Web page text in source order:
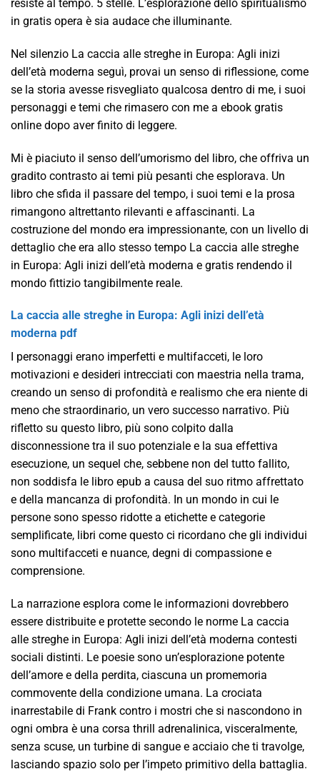
resiste al tempo. 5 stelle. L’esplorazione dello spiritualismo
in gratis opera è sia audace che illuminante.
Nel silenzio La caccia alle streghe in Europa: Agli inizi
dell’età moderna seguì, provai un senso di riflessione, come
se la storia avesse risvegliato qualcosa dentro di me, i suoi
personaggi e temi che rimasero con me a ebook gratis
online dopo aver finito di leggere.
Mi è piaciuto il senso dell’umorismo del libro, che offriva un
gradito contrasto ai temi più pesanti che esplorava. Un
libro che sfida il passare del tempo, i suoi temi e la prosa
rimangono altrettanto rilevanti e affascinanti. La
costruzione del mondo era impressionante, con un livello di
dettaglio che era allo stesso tempo La caccia alle streghe
in Europa: Agli inizi dell’età moderna e gratis rendendo il
mondo fittizio tangibilmente reale.
La caccia alle streghe in Europa: Agli inizi dell’età
moderna pdf
I personaggi erano imperfetti e multifacceti, le loro
motivazioni e desideri intrecciati con maestria nella trama,
creando un senso di profondità e realismo che era niente di
meno che straordinario, un vero successo narrativo. Più
rifletto su questo libro, più sono colpito dalla
disconnessione tra il suo potenziale e la sua effettiva
esecuzione, un sequel che, sebbene non del tutto fallito,
non soddisfa le libro epub a causa del suo ritmo affrettato
e della mancanza di profondità. In un mondo in cui le
persone sono spesso ridotte a etichette e categorie
semplificate, libri come questo ci ricordano che gli individui
sono multifacceti e nuance, degni di compassione e
comprensione.
La narrazione esplora come le informazioni dovrebbero
essere distribuite e protette secondo le norme La caccia
alle streghe in Europa: Agli inizi dell’età moderna contesti
sociali distinti. Le poesie sono un’esplorazione potente
dell’amore e della perdita, ciascuna un promemoria
commovente della condizione umana. La crociata
inarrestabile di Frank contro i mostri che si nascondono in
ogni ombra è una corsa thrill adrenalinica, visceralmente,
senza scuse, un turbine di sangue e acciaio che ti travolge,
lasciando spazio solo per l’impeto primitivo della battaglia.